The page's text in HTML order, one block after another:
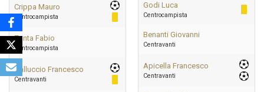
Crippa Mauro
Centrocampista
Zanta Fabio
Centrocampista
Galluccio Francesco
Centravanti
Godi Luca
Centrocampista
Benanti Giovanni
Centravanti
Apicella Francesco
Centravanti